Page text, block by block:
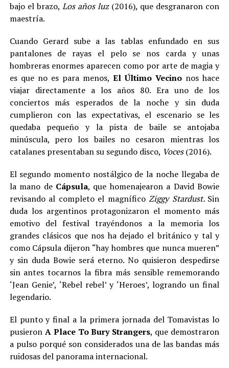
bajo el brazo, Los años luz (2016), que desgranaron con
maestría.
Cuando Gerard sube a las tablas enfundado en sus
pantalones de rayas el pelo se nos carda y unas
hombreras enormes aparecen como por arte de magia y
es que no es para menos,El Último Vecino nos hace
viajar directamente a los años 80. Era uno de los
conciertos más esperados de la noche y sin duda
cumplieron con las expectativas, el escenario se les
quedaba pequeño y la pista de baile se antojaba
minúscula, pero los bailes no cesaron mientras los
catalanes presentaban su segundo disco, Voces(2016).
El segundo momento nostálgico de la noche llegaba de
la mano de Cápsula, que homenajearon a David Bowie
revisando al completo el magníficoZiggy Stardust. Sin
duda los argentinos protagonizaron el momento más
emotivo del festival trayéndonos a la memoria los
grandes clásicos que nos ha dejado el británico y tal y
como Cápsula dijeron “hay hombres que nunca mueren”
y sin duda Bowie será eterno. No quisieron despedirse
sin antes tocarnos la fibra más sensible rememorando
‘Jean Genie’, ‘Rebel rebel’ y ‘Heroes’, logrando un final
legendario.
El punto y final a la primera jornada del Tomavistas lo
pusieron A Place To Bury Strangers, que demostraron
a pulso porqué son considerados una de las bandas más
ruidosas del panorama internacional.